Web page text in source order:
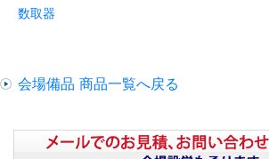
数取器
会場備品 商品一覧へ戻る